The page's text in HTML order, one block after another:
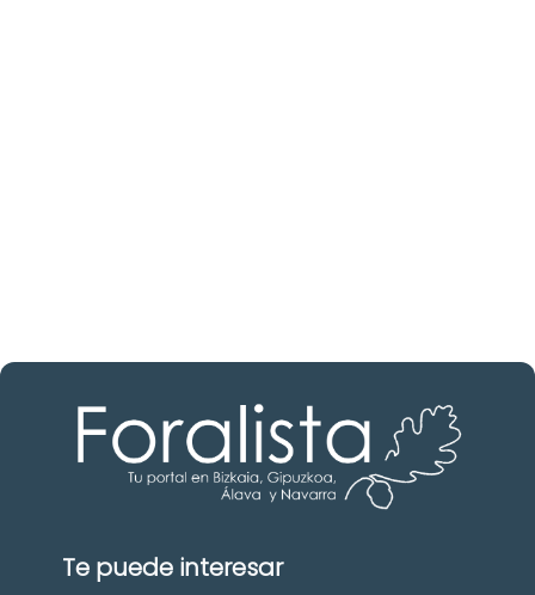
Te puede interesar